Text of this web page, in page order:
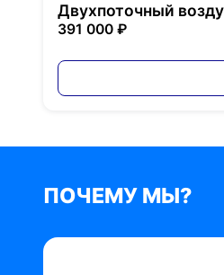
Двухпоточный
391 000 ₽
ПОЧЕМУ МЫ?